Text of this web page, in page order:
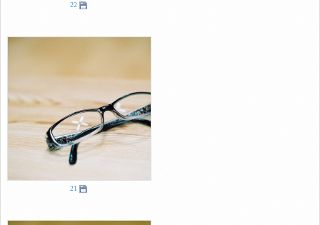
22
21